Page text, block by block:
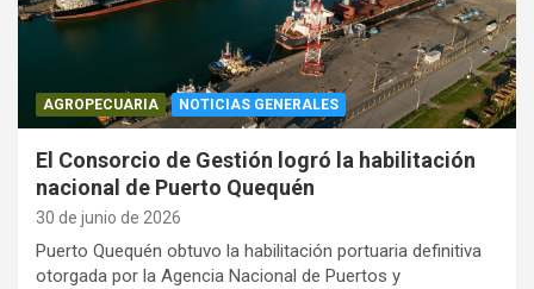
AGROPECUARIA NOTICIAS GENERALES
El Consorcio de Gestión logró la habilitación
nacional de Puerto Quequén
30 de junio de 2026
Puerto Quequén obtuvo la habilitación portuaria definitiva
otorgada por la Agencia Nacional de Puertos y